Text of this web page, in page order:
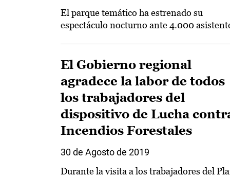
El parque temático ha estrenado su
espectáculo nocturno ante 4.000
El Gobierno regional
agradece la labor de todos
los trabajadores del
dispositivo de Lucha
Incendios Forestales
30 de Agosto de 2019
Durante la visita a los trabajadores del